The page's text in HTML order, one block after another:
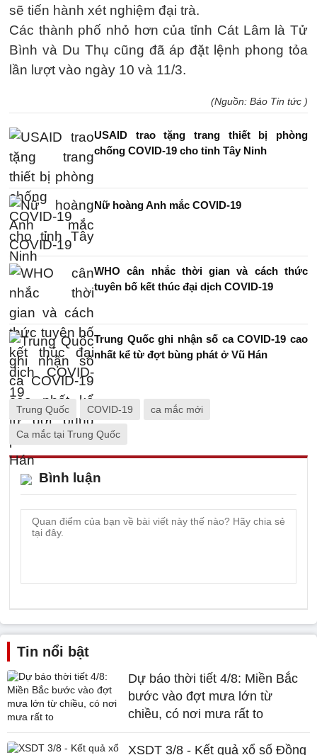
sẽ tiến hành xét nghiệm đại trà.
Các thành phố nhỏ hơn của tỉnh Cát Lâm là Tử
Bình và Du Thụ cũng đã áp đặt lệnh phong tỏa
lần lượt vào ngày 10 và 11/3.
(Nguồn: Báo Tin tức )
USAID trao tặng trang thiết bị phòng
chống COVID-19 cho tỉnh Tây Ninh
Nữ hoàng Anh mắc COVID-19
WHO cân nhắc thời gian và cách thức
tuyên bố kết thúc đại dịch COVID-19
Trung Quốc ghi nhận số ca COVID-19 cao
nhất kể từ đợt bùng phát ở Vũ Hán
Trung Quốc COVID-19 ca mắc mới
Ca mắc tại Trung Quốc
Bình luận
Tin nổi bật
Dự báo thời tiết 4/8: Miền Bắc
bước vào đợt mưa lớn từ
chiều, có nơi mưa rất to
XSDT 3/8 - Kết quả xổ số Đồng